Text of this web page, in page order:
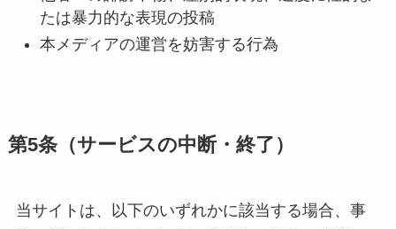
たは暴力的な表現の投稿
本メディアの運営を妨害する行為
第5条（サービスの中断・終了）
当サイトは、以下のいずれかに該当する場合、事